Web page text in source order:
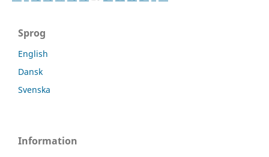
Sprog
English
Dansk
Svenska
Information